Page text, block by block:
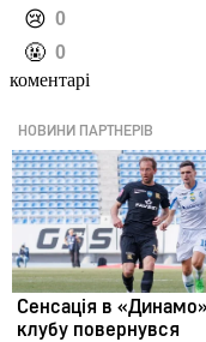
️😢 0
️🤬 0
коментарі